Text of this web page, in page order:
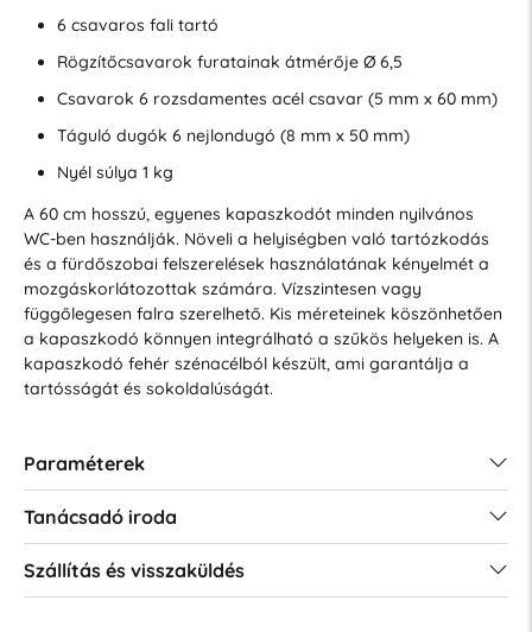
6 csavaros fali tartó
Rögzítőcsavarok furatainak átmérője Ø 6,5
Csavarok 6 rozsdamentes acél csavar (5 mm x 60 mm)
Táguló dugók 6 nejlondugó (8 mm x 50 mm)
Nyél súlya 1 kg
A 60 cm hosszú, egyenes kapaszkodót minden nyilvános
WC-ben használják. Növeli a helyiségben való tartózkodás
és a fürdőszobai felszerelések használatának kényelmét a
mozgáskorlátozottak számára. Vízszintesen vagy
függőlegesen falra szerelhető. Kis méreteinek köszönhetően
a kapaszkodó könnyen integrálható a szűkös helyeken is. A
kapaszkodó fehér szénacélból készült, ami garantálja a
tartósságát és sokoldalúságát.
Paraméterek
Tanácsadó iroda
Szállítás és visszaküldés